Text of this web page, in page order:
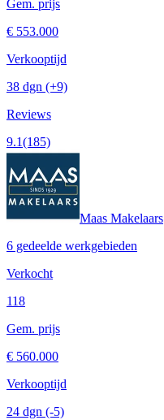
Gem. prijs
€ 553.000
Verkooptijd
38 dgn (+9)
Reviews
9.1(185)
Maas Makelaars
6 gedeelde werkgebieden
Verkocht
118
Gem. prijs
€ 560.000
Verkooptijd
24 dgn (-5)